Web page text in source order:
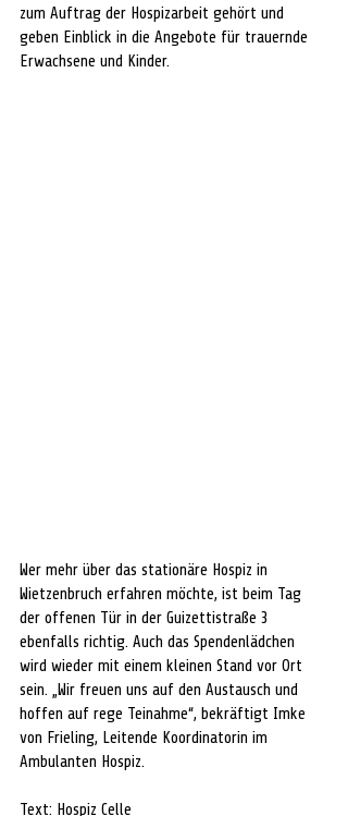
zum Auftrag der Hospizarbeit gehört und
geben Einblick in die Angebote für trauernde
Erwachsene und Kinder.
Wer mehr über das stationäre Hospiz in
Wietzenbruch erfahren möchte, ist beim Tag
der offenen Tür in der Guizettistraße 3
ebenfalls richtig. Auch das Spendenlädchen
wird wieder mit einem kleinen Stand vor Ort
sein. „Wir freuen uns auf den Austausch und
hoffen auf rege Teinahme“, bekräftigt Imke
von Frieling, Leitende Koordinatorin im
Ambulanten Hospiz.
Text: Hospiz Celle